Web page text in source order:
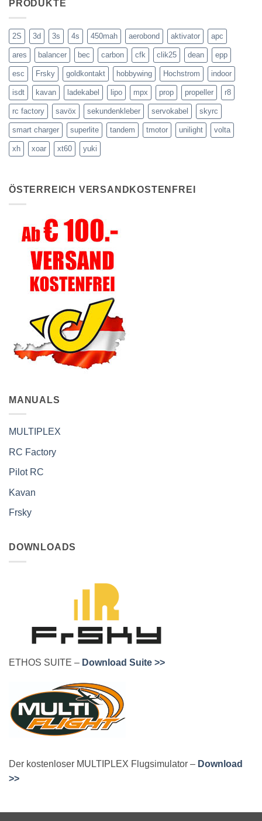
werden
PRODUKTE
2S 3d 3s 4s 450mah aerobond aktivator apc
ares balancer bec carbon cfk clik25 dean epp
esc Frsky goldkontakt hobbywing Hochstrom indoor
isdt kavan ladekabel lipo mpx prop propeller r8
rc factory savöx sekundenkleber servokabel skyrc
smart charger superlite tandem tmotor unilight volta
xh xoar xt60 yuki
ÖSTERREICH VERSANDKOSTENFREI
MANUALS
MULTIPLEX
RC Factory
Pilot RC
Kavan
Frsky
DOWNLOADS
ETHOS SUITE – Download Suite >>
Der kostenloser MULTIPLEX Flugsimulator – Download
>>